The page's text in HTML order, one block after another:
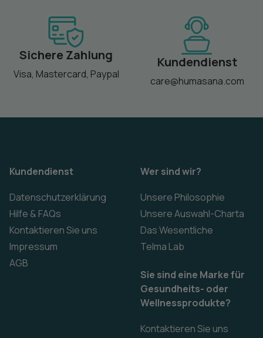
Sichere Zahlung
Visa, Mastercard, Paypal
Kundendienst
care@humasana.com
Kundendienst
Datenschutzerklärung
Hilfe & FAQs
Kontaktieren Sie uns
Impressum
AGB
Wer sind wir?
Unsere Philosophie
Unsere Auswahl-Charta
Das Wesentliche
Telma Lab
Sie sind eine Marke für
Gesundheits- oder
Wellnessprodukte?
Kontaktieren Sie uns